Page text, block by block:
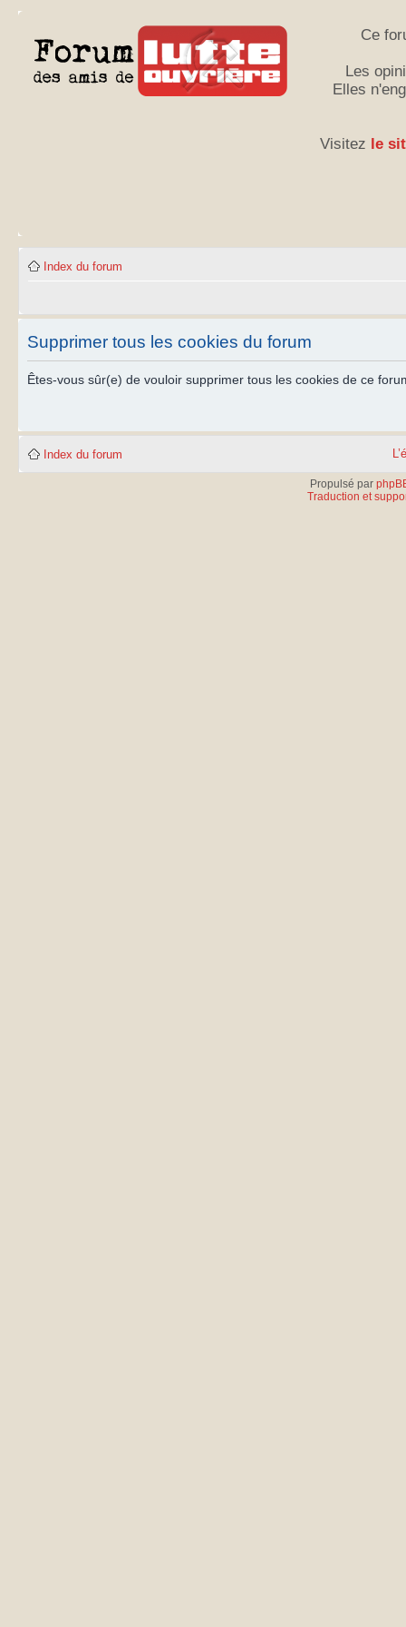
Ce
Les
Elles
Visitez le
Index du forum
Supprimer tous les cookies du forum
Êtes-vous sûr(e) de vouloir supprimer tous les cookies de ce
Index du forum
Propulsé par
Traduction et